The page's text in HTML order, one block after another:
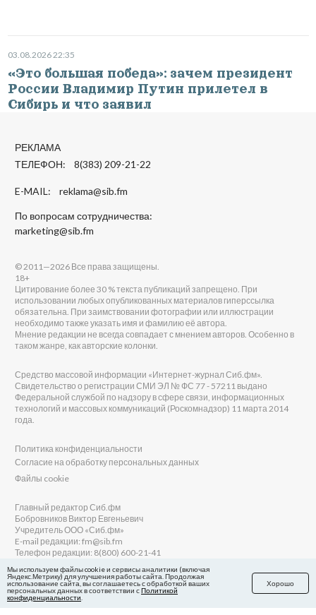
03.08.2026 22:35
«Это большая победа»: зачем президент
России Владимир Путин прилетел в
Сибирь и что заявил
РЕКЛАМА
ТЕЛЕФОН: 8(383) 209-21-22
E-MAIL: reklama@sib.fm
По вопросам сотрудничества:
marketing@sib.fm
© 2011—2026 Все права защищены.
18+
Цитирование более 30 % текста публикаций запрещено. При
использовании любых опубликованных материалов гиперссылка
обязательна. При заимствовании фотографии или иллюстрации
необходимо также указать имя и фамилию её автора.
Мнение редакции не всегда совпадает с мнением авторов. Особенно в
таком жанре, как авторские колонки.
Средство массовой информации «Интернет-журнал Сиб.фм».
Свидетельство о регистрации СМИ ЭЛ № ФС 77 - 57211 выдано
Федеральной службой по надзору в сфере связи, информационных
технологий и массовых коммуникаций (Роскомнадзор) 11 марта 2014
года.
Политика конфиденциальности
Согласие на обработку персональных данных
Файлы cookie
Главный редактор Сиб.фм
Бобровников Виктор Евгеньевич
Учредитель ООО «Сиб.фм»
E-mail редакции: fm@sib.fm
Телефон редакции: 8(800) 600-21-41
Сайт разработан и поддерживается Технодзен
Мы используем файлы cookie и сервисы аналитики (включая
Яндекс.Метрику) для улучшения работы сайта. Продолжая
использование сайта, вы соглашаетесь с обработкой ваших
персональных данных в соответствии сПолитикой
конфиденциальности
Хорошо